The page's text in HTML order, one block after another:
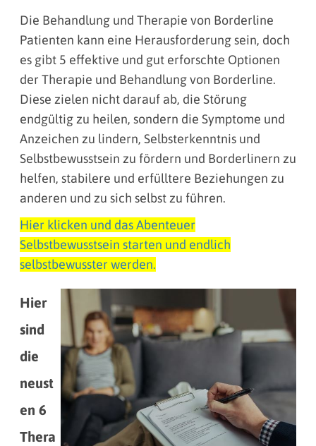
Die Behandlung und Therapie von Borderline
Patienten kann eine Herausforderung sein, doch
es gibt 5 effektive und gut erforschte Optionen
der Therapie und Behandlung von Borderline.
Diese zielen nicht darauf ab, die Störung
endgültig zu heilen, sondern die Symptome und
Anzeichen zu lindern, Selbsterkenntnis und
Selbstbewusstsein zu fördern und Borderlinern zu
helfen, stabilere und erfülltere Beziehungen zu
anderen und zu sich selbst zu führen.
Hier klicken und das Abenteuer
Selbstbewusstsein starten und endlich
selbstbewusster werden.
Hier
sind
die
neust
en 6
Thera